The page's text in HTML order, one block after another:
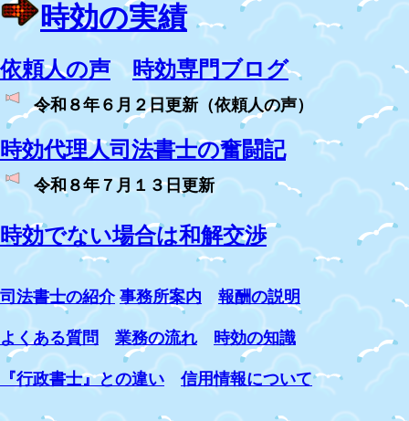
時効の実績
依頼人の声 時効専門ブログ
令和８年６月２日更新（依頼人の声）
時効代理人司法書士の奮闘記
令和８年７月１３日更新
時効でない場合は和解交渉
司法書士の紹介 事務所案内 報酬の説明
よくある質問 業務の流れ 時効の知識
『行政書士』との違い 信用情報について